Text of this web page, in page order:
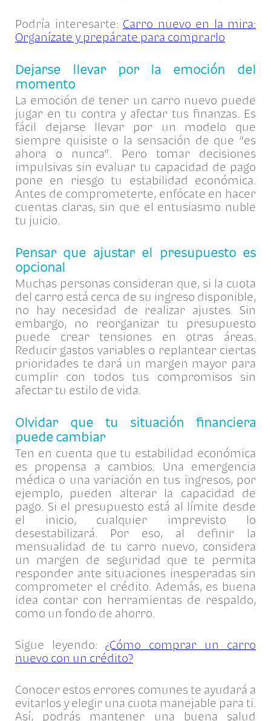
Podría interesarte: Carro nuevo en la mira:
Organízate y prepárate para comprarlo
Dejarse llevar por la emoción del
momento
La emoción de tener un carro nuevo puede
jugar en tu contra y afectar tus finanzas. Es
fácil dejarse llevar por un modelo que
siempre quisiste o la sensación de que “es
ahora o nunca”. Pero tomar decisiones
impulsivas sin evaluar tu capacidad de pago
pone en riesgo tu estabilidad económica.
Antes de comprometerte, enfócate en hacer
cuentas claras, sin que el entusiasmo nuble
tu juicio.
Pensar que ajustar el presupuesto es
opcional
Muchas personas consideran que, si la cuota
del carro está cerca de su ingreso disponible,
no hay necesidad de realizar ajustes. Sin
embargo, no reorganizar tu presupuesto
puede crear tensiones en otras áreas.
Reducir gastos variables o replantear ciertas
prioridades te dará un margen mayor para
cumplir con todos tus compromisos sin
afectar tu estilo de vida.
Olvidar que tu situación financiera
puede cambiar
Ten en cuenta que tu estabilidad económica
es propensa a cambios. Una emergencia
médica o una variación en tus ingresos, por
ejemplo, pueden alterar la capacidad de
pago. Si el presupuesto está al límite desde
el inicio, cualquier imprevisto lo
desestabilizará. Por eso, al definir la
mensualidad de tu carro nuevo, considera
un margen de seguridad que te permita
responder ante situaciones inesperadas sin
comprometer el crédito. Además, es buena
idea contar con herramientas de respaldo,
como un fondo de ahorro.
Sigue leyendo: ¿Cómo comprar un carro
nuevo con un crédito?
Conocer estos errores comunes te ayudará a
evitarlos y elegir una cuota manejable para ti.
Así, podrás mantener una buena salud